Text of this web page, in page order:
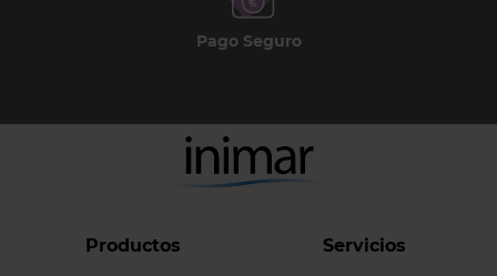
Pago Seguro
Productos Servicios